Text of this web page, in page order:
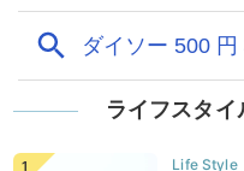
ライフスタ